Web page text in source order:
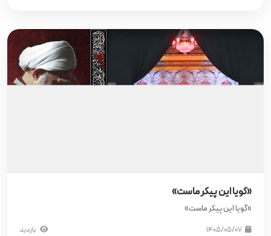
«گویا این پیکر ماست»
«گویا این پیکر ماست»
۱۴۰۵/۰۵/۰۷ بازدید